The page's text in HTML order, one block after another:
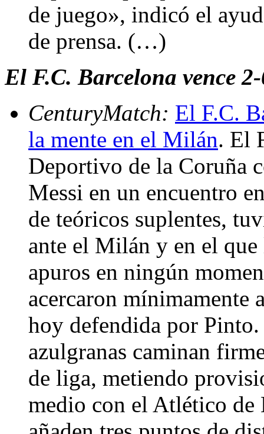
de juego», indicó el
de prensa. (…)
El F.C. Barcelona vence
CenturyMatch: El F.C.
la mente en el Milán. El
Deportivo de la Coruña
Messi en un encuentro
de teóricos suplentes,
ante el Milán y en el
apuros en ningún
acercaron mínimamente
hoy defendida por
azulgranas caminan
de liga, metiendo
medio con el Atlético